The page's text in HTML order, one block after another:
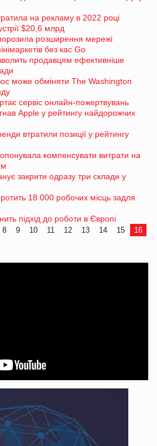
на рекламу в 2022 році
$20,6 млрд
розширення мережі
без кас Go
продавцям ефективніше
може обміняти The Washington
сервіс онлайн-пожертвувань
Apple у рейтингу найдорожчих
втратили позиції у рейтингу
компенсувати витрати на
закрити одразу три склади у
18 000 робочих місць задля
підхід до роботи в Європі
8 9 10 11 12 13 14 15
16